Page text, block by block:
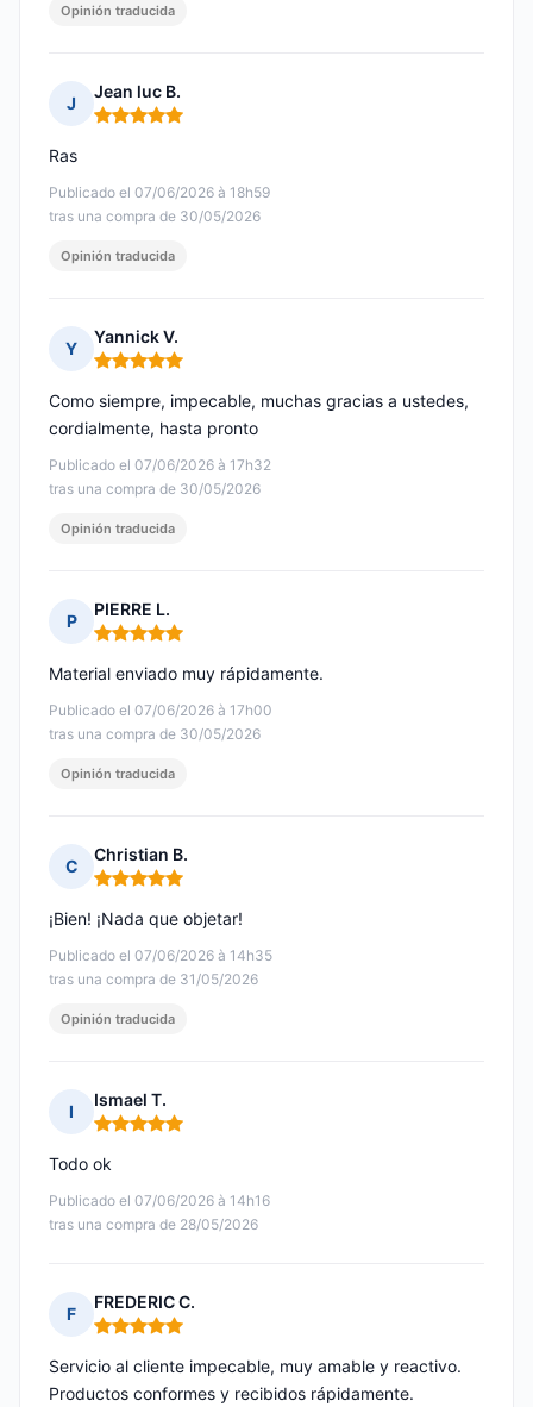
Opinión traducida
J
Jean luc B.
Nota: 5 de 5
Publicado el 07/06/2026 à 18h59
tras una compra de 30/05/2026
Ras
Opinión traducida
Y
Yannick V.
Nota: 5 de 5
Publicado el 07/06/2026 à 17h32
tras una compra de 30/05/2026
Como siempre, impecable, muchas gracias a ustedes,
cordialmente, hasta pronto
Opinión traducida
P
PIERRE L.
Nota: 5 de 5
Publicado el 07/06/2026 à 17h00
tras una compra de 30/05/2026
Material enviado muy rápidamente.
Opinión traducida
C
Christian B.
Nota: 5 de 5
Publicado el 07/06/2026 à 14h35
tras una compra de 31/05/2026
¡Bien! ¡Nada que objetar!
Opinión traducida
I
Ismael T.
Nota: 5 de 5
Publicado el 07/06/2026 à 14h16
tras una compra de 28/05/2026
Todo ok
F
FREDERIC C.
Nota: 5 de 5
Servicio al cliente impecable, muy amable y reactivo.
Productos conformes y recibidos rápidamente.